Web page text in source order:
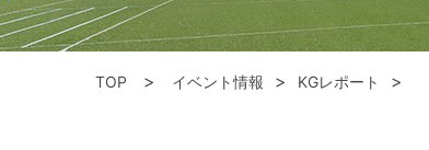
TOP イベント情報 KGレポート